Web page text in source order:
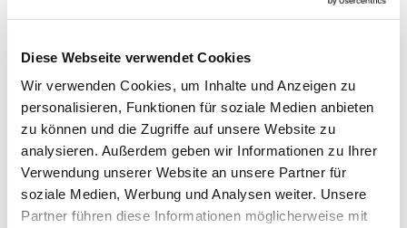
Diese Webseite verwendet Cookies
Wir verwenden Cookies, um Inhalte und Anzeigen zu
personalisieren, Funktionen für soziale Medien anbieten
zu können und die Zugriffe auf unsere Website zu
analysieren. Außerdem geben wir Informationen zu Ihrer
Verwendung unserer Website an unsere Partner für
soziale Medien, Werbung und Analysen weiter. Unsere
Partner führen diese Informationen möglicherweise mit